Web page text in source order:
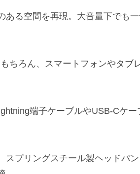
る空間を再現。大音量下でも一
ちろん、スマートフォンやタブ
端子ケーブルやUSB-Cケ
スプリングスチール製ヘッドバ